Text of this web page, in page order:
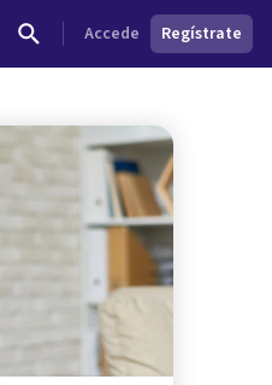
Accede Regístrate